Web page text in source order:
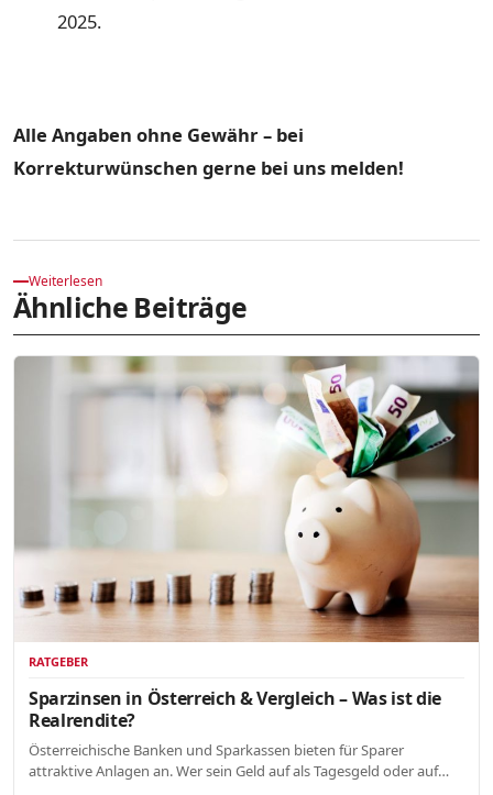
2025.
Alle Angaben ohne Gewähr – bei
Korrekturwünschen gerne bei uns melden!
Weiterlesen
Ähnliche Beiträge
RATGEBER
Sparzinsen in Österreich & Vergleich – Was ist die
Realrendite?
Österreichische Banken und Sparkassen bieten für Sparer
attraktive Anlagen an. Wer sein Geld auf als Tagesgeld oder auf…